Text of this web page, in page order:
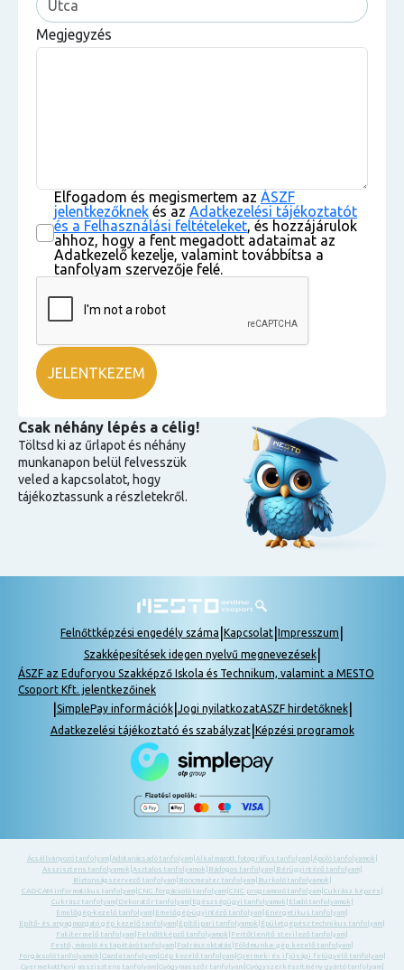
Megjegyzés
Elfogadom és megismertem az ÁSZF
jelentkezőknek és az Adatkezelési tájékoztatót
és a Felhasználási feltételeket, és hozzájárulok
ahhoz, hogy a fent megadott adataimat az
Adatkezelő kezelje, valamint továbbítsa a
tanfolyam szervezője felé.
Csak néhány lépés a célig!
Töltsd ki az űrlapot és néhány
munkanapon belül felvesszük
veled a kapcsolatot, hogy
tájékoztassunk a részletekről.
Felnőttképzési engedély száma Kapcsolat Impresszum
Szakképesítések idegen nyelvű megnevezések|
ÁSZF az Eduforyou Szakképző Iskola és Technikum, valamint a MESTO
Csoport Kft. jelentkezőinek
SimplePay információk| Jogi nyilatkozatASZF hirdetőknek|
Adatkezelési tájékoztató és szabályzat| Képzési programok
Ácsállványozó tanfolyam| Adótanácsadó tanfolyam| Alkalmazott fotográfus tanfolyam| Ápoló tanfolyamok
Asszisztens tanfolyamok Asztalos tanfolyamok Bádogos tanfolyam| Bérügyintéző tanfolyam|
Biztonságszervező tanfolyam| Boncmester tanfolyam| Burkoló tanfolyamok
CAD-CAM informatikus tanfolyam| CNC forgácsoló tanfolyam| CNC programozó tanfolyam| Cukrász képzés
Cukrász tanfolyam| Dekoratőr tanfolyam| Egészségügyi tanfolyamok Eladó tanfolyamok
Emelőgép-kezelő tanfolyam Emelőgép-ügyintéző tanfolyam Energetikus tanfolyam
Építő- és anyagmozgató gép kezelő tanfolyam Építőipari tanfolyamok Épületgépész technikus tanfolyam
Fakitermelő tanfolyam Felnőttképző tanfolyamok Fertőtlenítő sterilező tanfolyam
Festő, mázoló és tapétázó tanfolyam Fodrász oktatás Földmunka- gép kezelő tanfolyam
Forgácsoló tanfolyamok Gazda tanfolyam| Gép kezelő tanfolyam| Gyermek- és ifjúsági felügyelő tanfolyam|
Gyermekotthoni asszisztens tanfolyam| Gyógymasszőr tanfolyam| Gyógyszerkészítmény gyártó tanfolyam|